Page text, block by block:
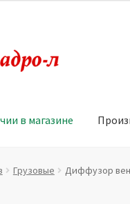
в магазине
аккаунт Политика в
Грузовые Диффузор